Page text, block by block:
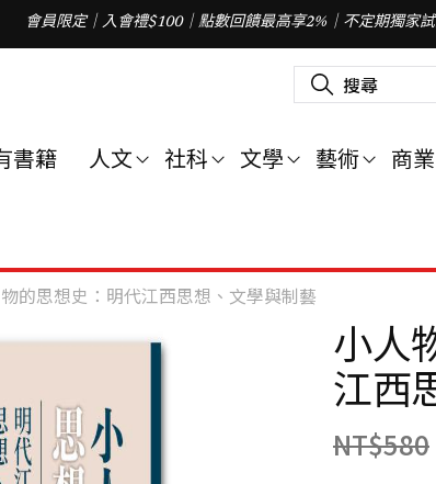
會員限定｜入會禮$100｜點數回饋最高享2%｜不定期獨家
搜
尋
字
書籍 人文 社科 文學 藝術 商業
的思想史：明代江西思想、文學與制藝
小人
江西
NT$580